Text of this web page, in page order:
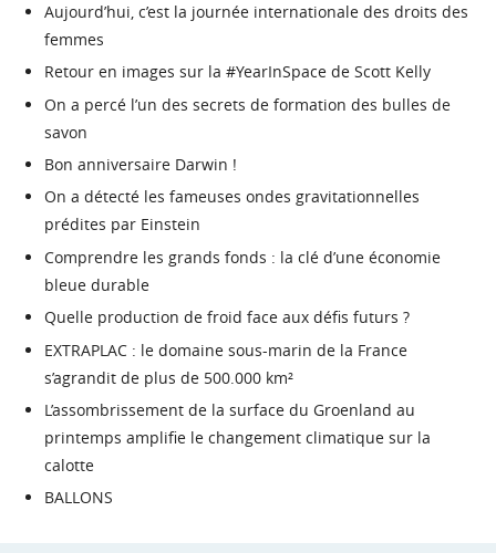
Aujourd’hui, c’est la journée internationale des droits des
femmes
Retour en images sur la #YearInSpace de Scott Kelly
On a percé l’un des secrets de formation des bulles de
savon
Bon anniversaire Darwin !
On a détecté les fameuses ondes gravitationnelles
prédites par Einstein
Comprendre les grands fonds : la clé d’une économie
bleue durable
Quelle production de froid face aux défis futurs ?
EXTRAPLAC : le domaine sous-marin de la France
s’agrandit de plus de 500.000 km²
L’assombrissement de la surface du Groenland au
printemps amplifie le changement climatique sur la
calotte
BALLONS